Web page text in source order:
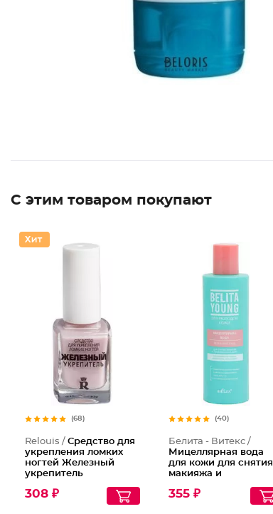
С этим товаром покупают
(68)
Relouis / Средство для
укрепления ломких
ногтей Железный
укрепитель
308 ₽
(40)
Белита - Витекс /
Мицеллярная вода
для кожи для снятия
макияжа и
Бережный уход
355 ₽